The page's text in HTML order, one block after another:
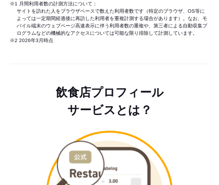
※1 月間利用者数の計測方法について：
サイトを訪れた人をブラウザベースで数えた利用者数です（特定のブラウザ、OS等に
よっては一定期間経過後に再訪した利用者を重複計測する場合があります）。なお、モ
バイル端末のウェブページ高速表示に伴う利用者数の重複や、第三者による自動収集プ
ログラムなどの機械的なアクセスについては可能な限り排除して計測しています。
※2 2026年3月時点
飲食店プロフィール
サービスとは？